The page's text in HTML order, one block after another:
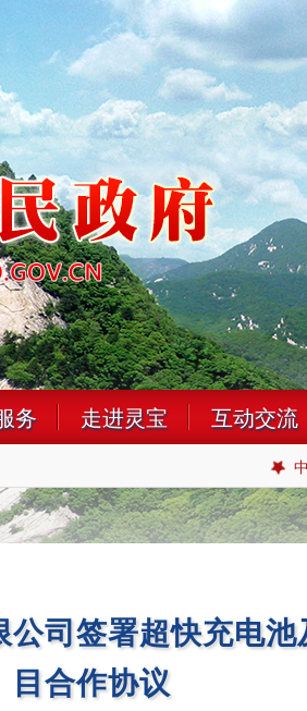
务 走进灵宝 互动交流
司签署超快充电
目合作协议